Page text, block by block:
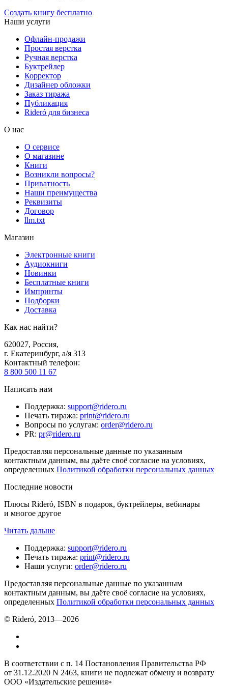
Создать книгу бесплатно
Наши услуги
Офлайн-продажи
Простая верстка
Ручная верстка
Буктрейлер
Корректор
Дизайнер обложки
Заказ тиража
Публикация
Rideró для бизнеса
О нас
О сервисе
О магазине
Книги
Возникли вопросы?
Приватность
Наши преимущества
Реквизиты
Договор
llm.txt
Магазин
Электронные книги
Аудиокниги
Новинки
Бесплатные книги
Импринты
Подборки
Доставка
Как нас найти?
620027, Россия,
г. Екатеринбург, а/я 313
Контактный телефон:
8 800 500 11 67
Написать нам
Поддержка: support@ridero.ru
Печать тиража: print@ridero.ru
Вопросы по услугам: order@ridero.ru
PR: pr@ridero.ru
Предоставляя персональные данные по указанным
контактным данным, вы даёте своё согласие на условиях,
определенных Политикой обработки персональных данных
Последние новости
Плюсы Rideró, ISBN в подарок, буктрейлеры, вебинары
и многое другое
Читать дальше
Поддержка: support@ridero.ru
Печать тиража: print@ridero.ru
Наши услуги: order@ridero.ru
Предоставляя персональные данные по указанным
контактным данным, вы даёте своё согласие на условиях,
определенных Политикой обработки персональных данных
© Rideró, 2013—2026
В соответствии с п. 14 Постановления Правительства РФ
от 31.12.2020 N 2463, книги не подлежат обмену и возврату
ООО «Издательские решения»